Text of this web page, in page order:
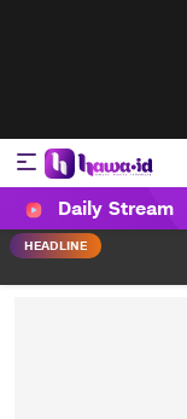
HAWA
Haluan
Daily Stream
HEADLINE